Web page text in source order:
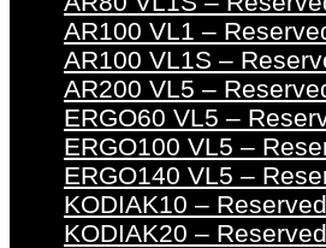
AR100 VL1 –
AR100 VL1S –
AR200 VL5 –
ERGO60 VL5 –
ERGO100 VL5 –
ERGO140 VL5 –
KODIAK10 –
KODIAK20 –